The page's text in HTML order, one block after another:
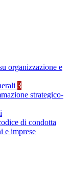
organizzazione e
3
strategico-
di condotta
e imprese